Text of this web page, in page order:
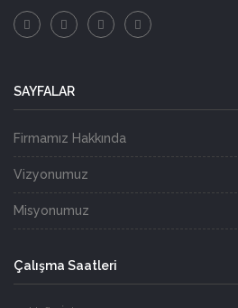
SAYFALAR
Firmamız Hakkında
Vizyonumuz
Misyonumuz
Çalışma Saatleri